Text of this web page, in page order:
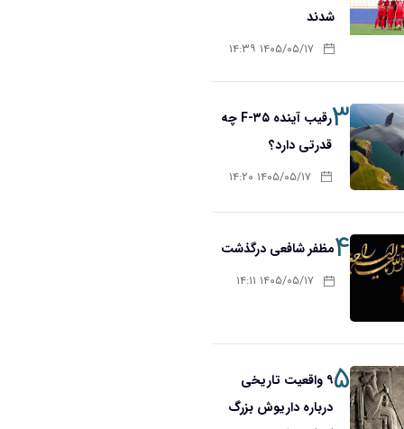
شدند
۱۴۰۵/۰۵/۱۷ ۱۴:۳۹
۳
رقیب آینده F-۳۵ چه
قدرتی دارد؟
۱۴۰۵/۰۵/۱۷ ۱۴:۲۰
۴مظفر شافعی درگذشت
۱۴۰۵/۰۵/۱۷ ۱۴:۱۱
۵ ۹ واقعیت تاریخی
درباره داریوش بزرگ